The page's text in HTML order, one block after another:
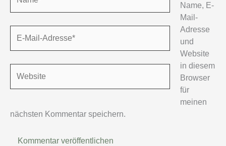
Mail-
Name, E-
Mail-
Adresse
und
Website
in diesem
Browser
für
meinen
nächsten Kommentar speichern.